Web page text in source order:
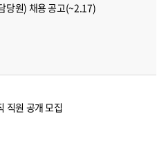
당원) 채용 공고(~2.17)
직원 공개 모집